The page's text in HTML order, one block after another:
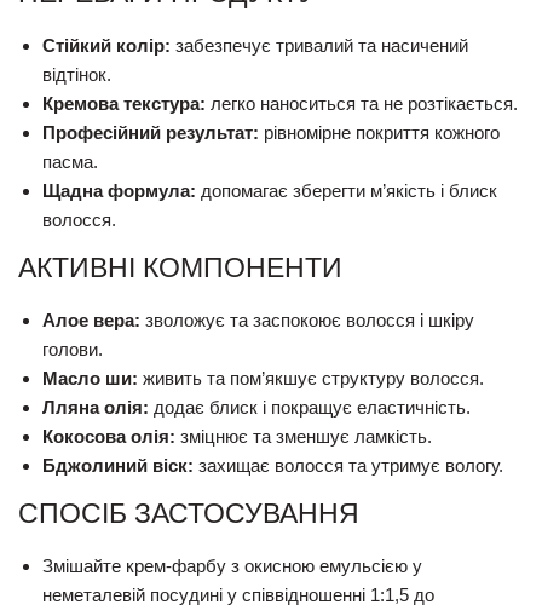
Стійкий колір: забезпечує тривалий та насичений
відтінок.
Кремова текстура: легко наноситься та не розтікається.
Професійний результат: рівномірне покриття кожного
пасма.
Щадна формула: допомагає зберегти м’якість і блиск
волосся.
АКТИВНІ КОМПОНЕНТИ
Алое вера: зволожує та заспокоює волосся і шкіру
голови.
Масло ши: живить та пом’якшує структуру волосся.
Лляна олія: додає блиск і покращує еластичність.
Кокосова олія: зміцнює та зменшує ламкість.
Бджолиний віск: захищає волосся та утримує вологу.
СПОСІБ ЗАСТОСУВАННЯ
Змішайте крем-фарбу з окисною емульсією у
неметалевій посудині у співвідношенні 1:1,5 до